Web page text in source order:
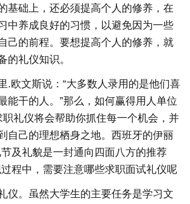
基础上，还必须提高个人的修养，在
中养成良好的习惯，以避免因为一些
己的前程。要想提高个人的修养，就
的礼仪知识。
.欧文斯说：“大多数人录用的是他们喜
能干的人。”那么，如何赢得用人单位
职礼仪将会帮助你抓住每一个机会，并
自己的理想栖身之地。西班牙的伊丽
及礼貌是一封通向四面八方的推荐
程中，需要注意哪些求职面试礼仪呢
仪。虽然大学生的主要任务是学习文